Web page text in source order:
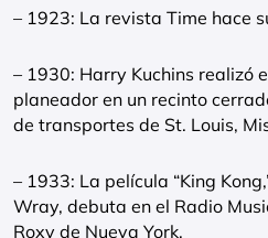
– 1923: La revista Time hace
– 1930: Harry Kuchins realizó
planeador en un recinto
de transportes de St. Louis,
– 1933: La película “King
Wray, debuta en el Radio
Roxy de Nueva York.